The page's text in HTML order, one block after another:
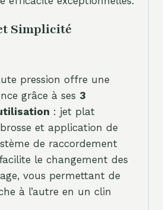
Simplicité
pression offre une
grâce à ses 3
: jet plat
et application de
de raccordement
le changement des
vous permettant de
à l’autre en un clin